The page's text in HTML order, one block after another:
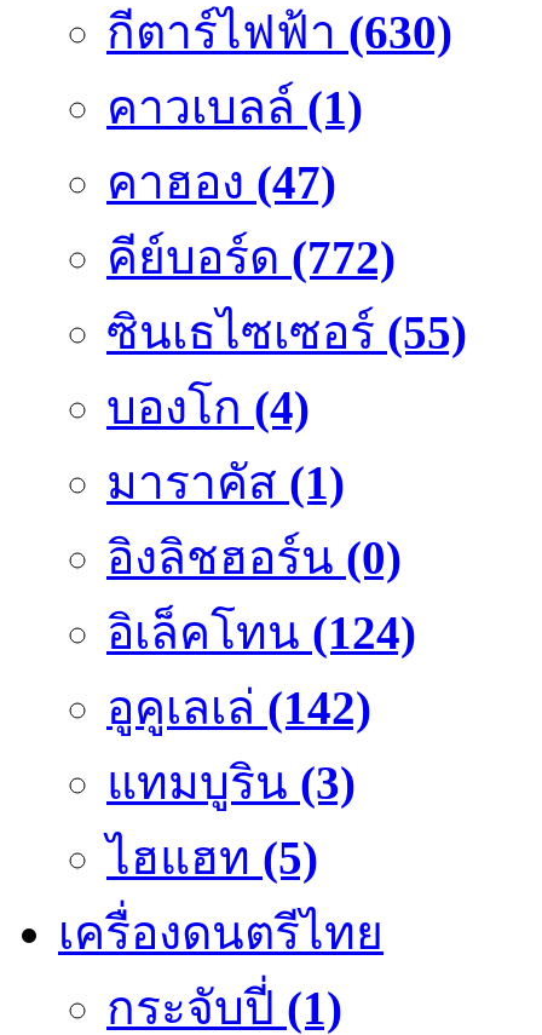
กีตาร์ไฟฟ้า (630)
คาวเบลล์ (1)
คาฮอง (47)
คีย์บอร์ด (772)
ซินเธไซเซอร์ (55)
บองโก (4)
มาราคัส (1)
อิงลิชฮอร์น (0)
อิเล็คโทน (124)
อูคูเลเล่ (142)
แทมบูริน (3)
ไฮแฮท (5)
เครื่องดนตรีไทย
กระจับปี่ (1)